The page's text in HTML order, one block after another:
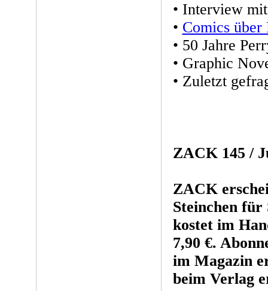
• Interview
• Comics über
• 50 Jahre
• Graphic
• Zuletzt
ZACK 145 /
ZACK
Steinchen für
kostet im
7,90 €.
im Magazin
beim Verlag